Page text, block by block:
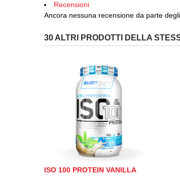
Recensioni
Ancora nessuna recensione da parte degli
30 ALTRI PRODOTTI DELLA
ISO 100 PROTEIN VANILLA